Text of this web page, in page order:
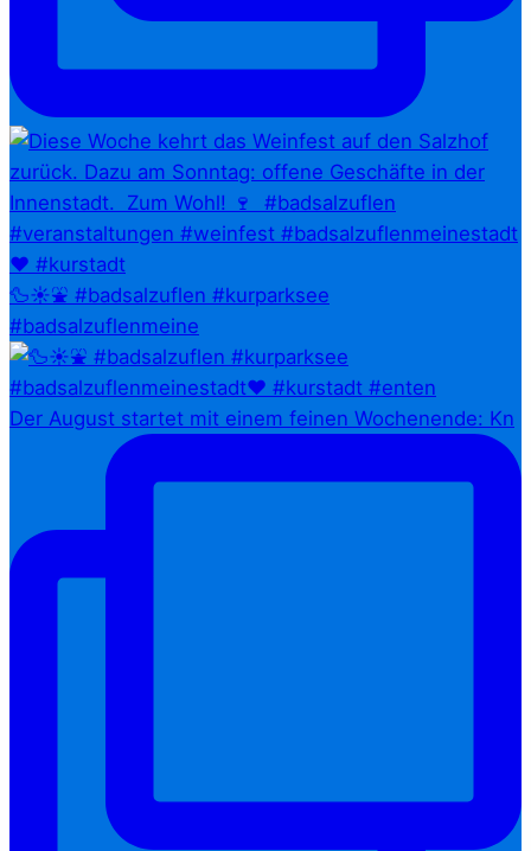
🦆☀️⛲ #badsalzuflen #kurparksee
#badsalzuflenmeine
Der August startet mit einem feinen Wochenende: Kn